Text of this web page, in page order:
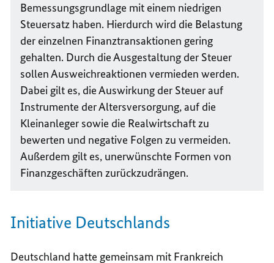
Bemessungsgrundlage mit einem niedrigen
Steuersatz haben. Hierdurch wird die Belastung
der einzelnen Finanztransaktionen gering
gehalten. Durch die Ausgestaltung der Steuer
sollen Ausweichreaktionen vermieden werden.
Dabei gilt es, die Auswirkung der Steuer auf
Instrumente der Altersversorgung, auf die
Kleinanleger sowie die Realwirtschaft zu
bewerten und negative Folgen zu vermeiden.
Außerdem gilt es, unerwünschte Formen von
Finanzgeschäften zurückzudrängen.
Initiative Deutschlands
Deutschland hatte gemeinsam mit Frankreich